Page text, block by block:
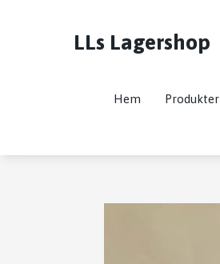
LLs Lagershop
Hem Produkter